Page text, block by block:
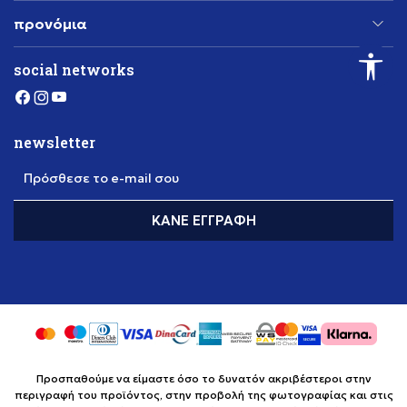
προνόμια
social networks
newsletter
Πρόσθεσε το e-mail σου
ΚΆΝΕ ΕΓΓΡΑΦΉ
Προσπαθούμε να είμαστε όσο το δυνατόν ακριβέστεροι στην
περιγραφή του προϊόντος, στην προβολή της φωτογραφίας και στις